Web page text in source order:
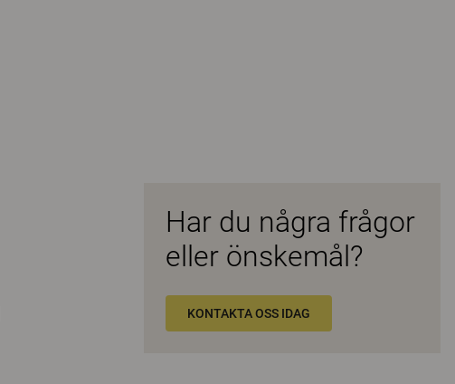
Har du några frågor
eller önskemål?
KONTAKTA OSS IDAG